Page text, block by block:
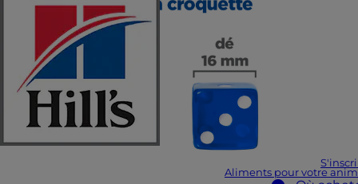
Aliments pour votre